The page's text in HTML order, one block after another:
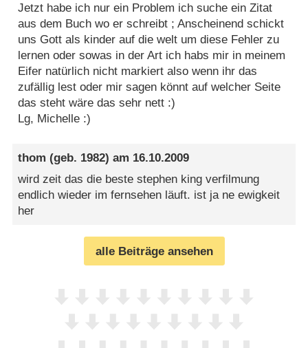
Jetzt habe ich nur ein Problem ich suche ein Zitat
aus dem Buch wo er schreibt ; Anscheinend schickt
uns Gott als kinder auf die welt um diese Fehler zu
lernen oder sowas in der Art ich habs mir in meinem
Eifer natürlich nicht markiert also wenn ihr das
zufällig lest oder mir sagen könnt auf welcher Seite
das steht wäre das sehr nett :)
Lg, Michelle :)
thom (geb. 1982) am 16.10.2009
wird zeit das die beste stephen king verfilmung
endlich wieder im fernsehen läuft. ist ja ne ewigkeit
her
alle Beiträge ansehen